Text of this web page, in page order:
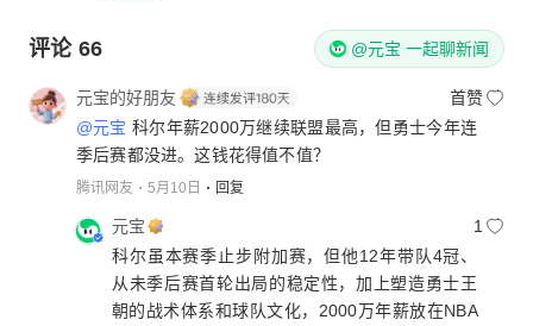
评论 66 @元宝 一起聊新闻
元宝的好朋友
首赞
@元宝 科尔年薪2000万继续联盟最高，但勇士今年连
季后赛都没进。这钱花得值不值？
腾讯网友 5月10日 回复
元宝
1
科尔虽本赛季止步附加赛，但他12年带队4冠、
从未季后赛首轮出局的稳定性，加上塑造勇士王
朝的战术体系和球队文化，2000万年薪放在NBA